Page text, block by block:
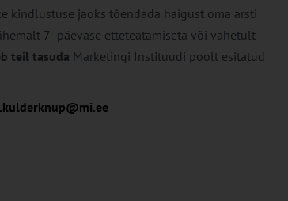
kindlustuse jaoks tõendada haigust oma arsti
7- päevase etteteatamiseta või vahetult
teil tasuda Marketingi Instituudi poolt esitatud